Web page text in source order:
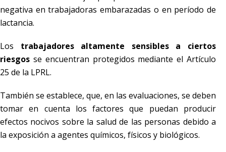
negativa en trabajadoras embarazadas o en período de
lactancia.
Los trabajadores altamente sensibles a ciertos
riesgos se encuentran protegidos mediante el Artículo
25 de la LPRL.
También se establece, que, en las evaluaciones, se deben
tomar en cuenta los factores que puedan producir
efectos nocivos sobre la salud de las personas debido a
la exposición a agentes químicos, físicos y biológicos.